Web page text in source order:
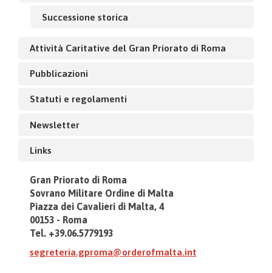
Successione storica
Attività Caritative del Gran Priorato di Roma
Pubblicazioni
Statuti e regolamenti
Newsletter
Links
Gran Priorato di Roma
Sovrano Militare Ordine di Malta
Piazza dei Cavalieri di Malta, 4
00153 - Roma
Tel. +39.06.5779193
segreteria.gproma@orderofmalta.int